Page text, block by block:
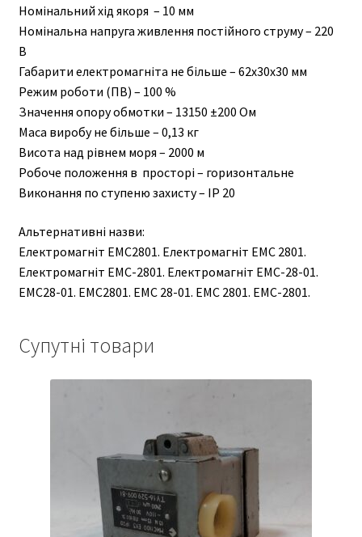
Номінальний хід якоря – 10 мм
Номінальна напруга живлення постійного струму – 220
В
Габарити електромагніта не більше – 62х30х30 мм
Режим роботи (ПВ) – 100 %
Значення опору обмотки – 13150 ±200 Ом
Маса виробу не більше – 0,13 кг
Висота над рівнем моря – 2000 м
Робоче положення в просторі – горизонтальне
Виконання по ступеню захисту – IP 20
Альтернативні назви:
Електромагніт ЕМС2801. Електромагніт ЕМС 2801.
Електромагніт ЕМС-2801. Електромагніт ЕМС-28-01.
EMC28-01. EMC2801. EMC 28-01. EMC 2801. EMC-2801.
Супутні товари